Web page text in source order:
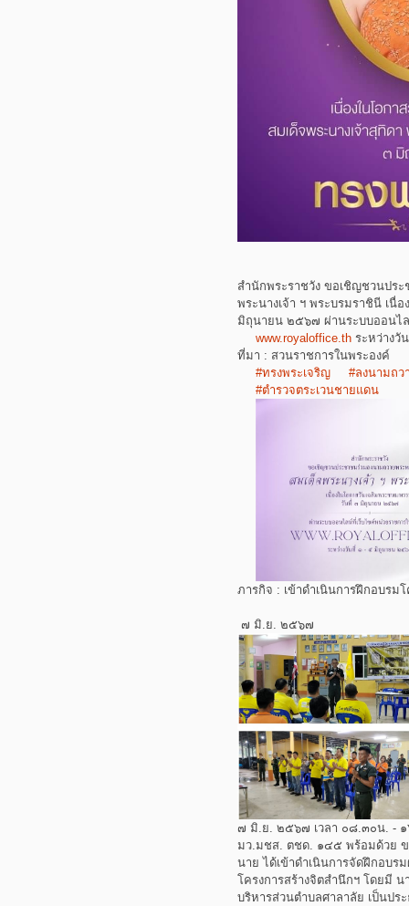
สำนักพระราชวัง ขอเชิญชวนปร
พระนางเจ้า ฯ พระบรมราชินี เนื่
มิถุนายน ๒๕๖๗ ผ่านระบบออนไ
www.royaloffice.th ระหว่าง
ที่มา : สวนราชการในพระองค์
#ทรงพระเจริญ
#ลงนามถว
#ตำรวจตระเวนชายแดน
ภารกิจ : เข้าดำเนินการฝึกอบรม
๗ มิ.ย. ๒๕๖๗
๗ มิ.ย. ๒๕๖๗ เวลา ๐๘.๓๐น. - ๑
มว.มชส. ตชด. ๑๔๕ พร้อมด้วย
นาย ได้เข้าดำเนินการจัดฝึกอบ
โครงการสร้างจิตสำนึกฯ โดยมี
บริหารส่วนตำบลศาลาลัย เป็นป